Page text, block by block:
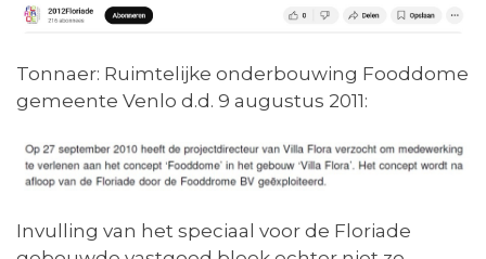
Tonnaer: Ruimtelijke onderbouwing Fooddome
gemeente Venlo d.d. 9 augustus 2011:
Invulling van het speciaal voor de Floriade